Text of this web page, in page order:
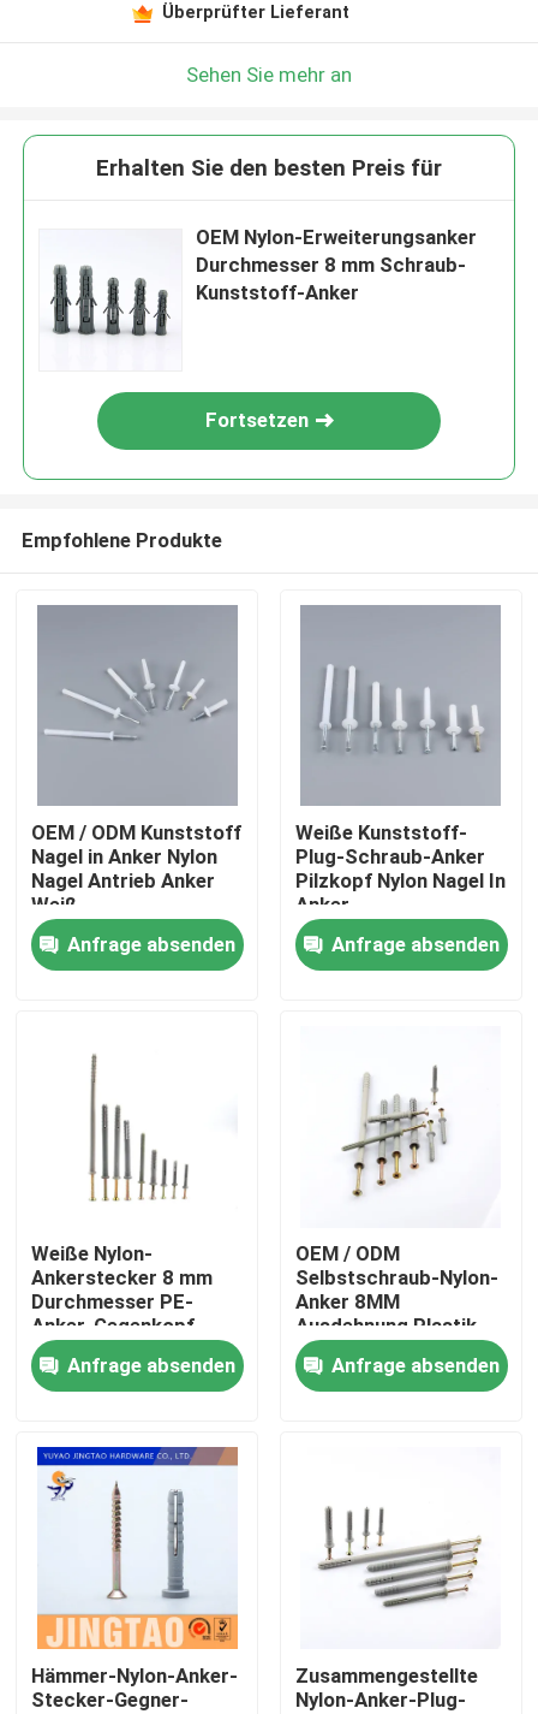
Videos
Über uns
Fabrik Tour
Qualitätskontrolle
Kontakt
Referenzen
Naylon-Wandanker
Naylon-Ankerstecker
Überprüfter Lieferant
Sehen Sie mehr an
Erhalten Sie den besten Preis für
OEM Nylon-Erweiterungsanker
Durchmesser 8 mm Schraub-
Kunststoff-Anker
Fortsetzen
Empfohlene Produkte
OEM / ODM Kunststoff
Nagel in Anker Nylon
Nagel Antrieb Anker
Weiß
Anfrage absenden
Weiße Kunststoff-
Plug-Schraub-Anker
Pilzkopf Nylon Nagel In
Anker
Anfrage absenden
Weiße Nylon-
Ankerstecker 8 mm
Durchmesser PE-
Anker-Gegenkopf
Anfrage absenden
OEM / ODM
Selbstschraub-Nylon-
Anker 8MM
Ausdehnung Plastik-
Schraub-Anker
Anfrage absenden
Hämmer-Nylon-Anker-
Stecker-Gegner-
Zusammengestellte
Nylon-Anker-Plug-